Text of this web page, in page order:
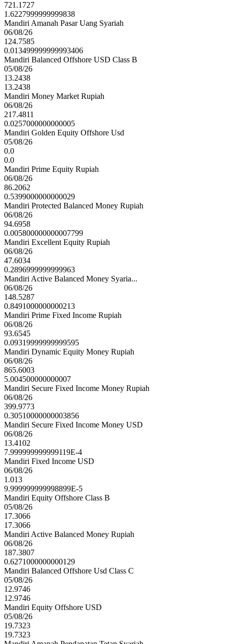
721.1727
1.6227999999999838
Mandiri Amanah Pasar Uang Syariah
06/08/26
124.7585
0.013499999999993406
Mandiri Balanced Offshore USD Class B
05/08/26
13.2438
13.2438
Mandiri Money Market Rupiah
06/08/26
217.4811
0.0257000000000005
Mandiri Golden Equity Offshore Usd
05/08/26
0.0
0.0
Mandiri Prime Equity Rupiah
06/08/26
86.2062
0.5399000000000029
Mandiri Protected Balanced Money Rupiah
06/08/26
94.6958
0.005800000000007799
Mandiri Excellent Equity Rupiah
06/08/26
47.6034
0.2896999999999963
Mandiri Active Balanced Money Syaria...
06/08/26
148.5287
0.8491000000000213
Mandiri Prime Fixed Income Rupiah
06/08/26
93.6545
0.09319999999999595
Mandiri Dynamic Equity Money Rupiah
06/08/26
865.6003
5.004500000000007
Mandiri Secure Fixed Income Money Rupiah
06/08/26
399.9773
0.30510000000003856
Mandiri Secure Fixed Income Money USD
06/08/26
13.4102
7.999999999999119E-4
Mandiri Fixed Income USD
06/08/26
1.013
9.999999999998899E-5
Mandiri Equity Offshore Class B
05/08/26
17.3066
17.3066
Mandiri Active Balanced Money Rupiah
06/08/26
187.3807
0.6271000000000129
Mandiri Balanced Offshore Usd Class C
05/08/26
12.9746
12.9746
Mandiri Equity Offshore USD
05/08/26
19.7323
19.7323